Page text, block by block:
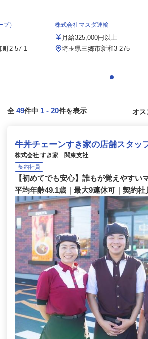
）
町2-57-1
株式会社マスダ運輸
月給325,000円以上
埼玉県三郷市新和3-275
全 49件中 1 - 20件を表示
牛丼チェーンすき家の店舗スタッ
株式会社 すき家 関東支社
契約社員
【初めてでも安心】誰もが覚えやすい
平均年齢49.1歳｜最大9連休可｜契約社